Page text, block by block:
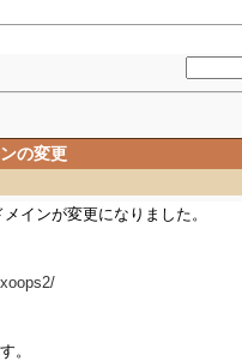
の変更
インが変更になりました。
。